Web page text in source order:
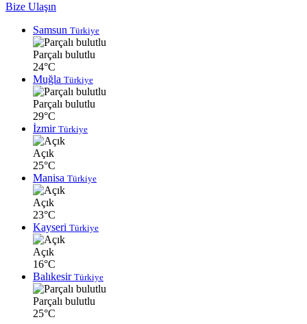
Bize Ulaşın
Samsun Türkiye
Parçalı bulutlu
24°C
Muğla Türkiye
Parçalı bulutlu
29°C
İzmir Türkiye
Açık
25°C
Manisa Türkiye
Açık
23°C
Kayseri Türkiye
Açık
16°C
Balıkesir Türkiye
Parçalı bulutlu
25°C